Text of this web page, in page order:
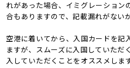
れがあった場合、イミグレーション
合もありますので、記載漏れがない
空港に着いてから、入国カードを記
ますが、スムーズに入国していただ
入していただくことをオススメします